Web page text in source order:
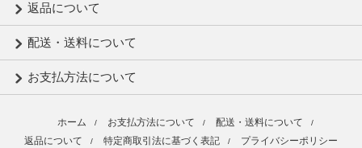
返品について
配送・送料について
お支払方法について
ホーム / お支払方法について / 配送・送料について /
返品について / 特定商取引法に基づく表記 / プライバシーポリシー